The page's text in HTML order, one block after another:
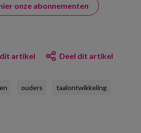
onze abonnementen
artikel Deel dit artikel
ouders taalontwikkeling